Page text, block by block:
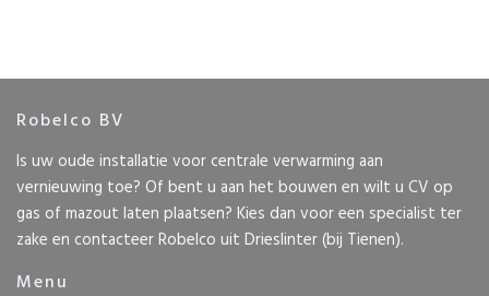
Robelco BV
Is uw oude installatie voor centrale verwarming aan
vernieuwing toe? Of bent u aan het bouwen en wilt u CV op
gas of mazout laten plaatsen? Kies dan voor een specialist ter
zake en contacteer Robelco uit Drieslinter (bij Tienen).
Menu